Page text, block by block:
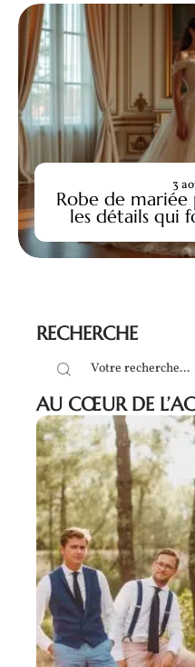
Robe de mariée
les détails qui
3
RECHERCHE
AU CŒUR DE